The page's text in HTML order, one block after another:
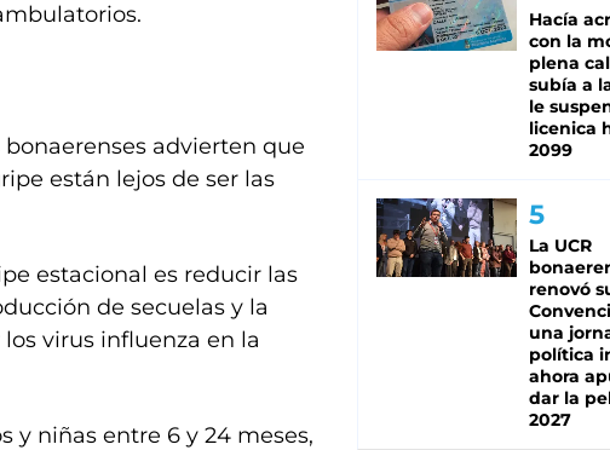
advierten que
están lejos de ser las
estacional es reducir las
de secuelas y la
virus influenza en la
y niñas entre 6 y 24 meses,
Hacía
con la
plena
subía a
le
licenica
2099
La UCR
renovó
una
política
ahora
dar la
2027